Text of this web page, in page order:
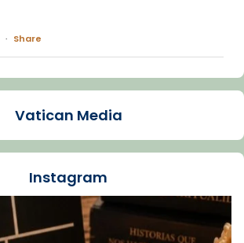
· Share
de Barcelona
patir depressió. Fa gairebé
l'Estadi Lluís Companys, la
comp
Vatican
👇
Vatican Media
Instagram